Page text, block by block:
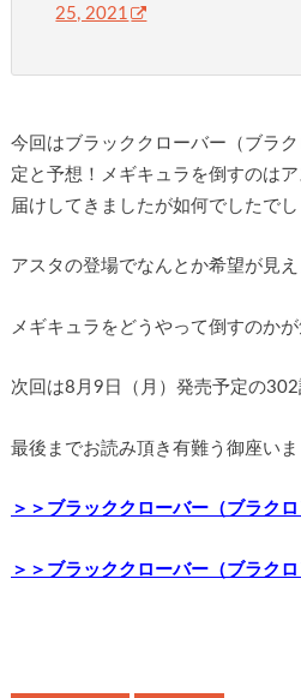
25, 2021
今回はブラッククローバー（ブラ
定と予想！メギキュラを倒すのは
届けしてきましたが如何でしたでし
アスタの登場でなんとか希望が見え
メギキュラをどうやって倒すのか
次回は8月9日（月）発売予定の302
最後までお読み頂き有難う御座いま
＞＞ブラッククローバー（ブラク
＞＞ブラッククローバー（ブラク